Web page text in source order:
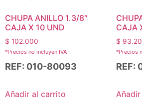
CHUPA ANILLO 1.3/8″
CAJA X 10 UND
$ 102.000
*Precios no incluyen IVA
REF: 010-80093
Añadir al carrito
CAJA
$
*Precios
REF: